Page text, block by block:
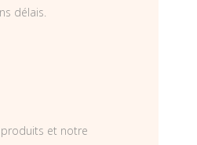
délais.
et notre